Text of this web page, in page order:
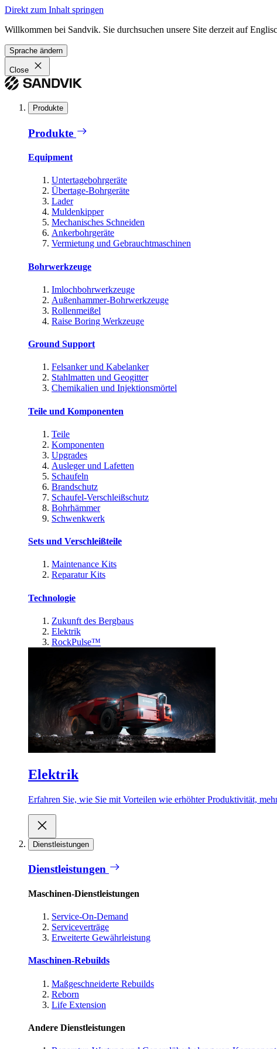
Direkt zum Inhalt springen
Willkommen bei Sandvik. Sie durchsuchen unsere Site derzeit auf
Sprache ändern
Close
Produkte
Produkte
Equipment
Untertagebohrgeräte
Übertage-Bohrgeräte
Lader
Muldenkipper
Mechanisches Schneiden
Ankerbohrgeräte
Vermietung und Gebrauchtmaschinen
Bohrwerkzeuge
Imlochbohrwerkzeuge
Außenhammer-Bohrwerkzeuge
Rollenmeißel
Raise Boring Werkzeuge
Ground Support
Felsanker und Kabelanker
Stahlmatten und Geogitter
Chemikalien und Injektionsmörtel
Teile und Komponenten
Teile
Komponenten
Upgrades
Ausleger und Lafetten
Schaufeln
Brandschutz
Schaufel-Verschleißschutz
Bohrhämmer
Schwenkwerk
Sets und Verschleißteile
Maintenance Kits
Reparatur Kits
Technologie
Zukunft des Bergbaus
Elektrik
RockPulse™
Elektrik
Erfahren Sie, wie Sie mit Vorteilen wie erhöhter Produktivität,
Dienstleistungen
Dienstleistungen
Maschinen-Dienstleistungen
Service-On-Demand
Serviceverträge
Erweiterte Gewährleistung
Maschinen-Rebuilds
Maßgeschneiderte Rebuilds
Reborn
Life Extension
Andere Dienstleistungen